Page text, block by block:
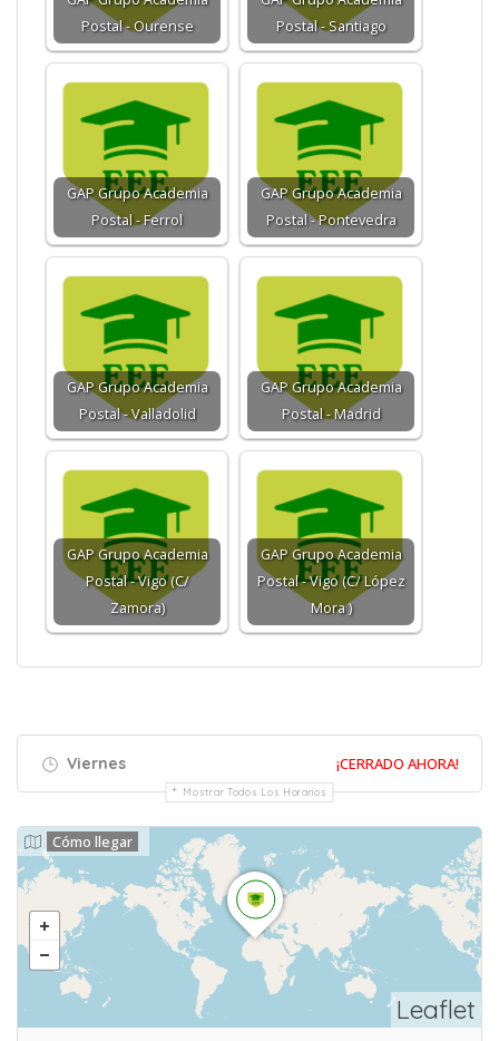
Postal - Ourense
Postal - Santiago
GAP Grupo Academia
Postal - Ferrol
GAP Grupo Academia
Postal - Pontevedra
GAP Grupo Academia
Postal - Valladolid
GAP Grupo Academia
Postal - Madrid
GAP Grupo Academia
Postal - Vigo (C/
Zamora)
GAP Grupo Academia
Postal - Vigo (C/ López
Mora )
Viernes ¡CERRADO AHORA!
Mostrar Todos Los Horarios
Leaflet
Cómo llegar